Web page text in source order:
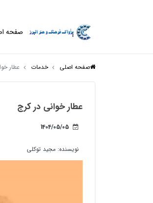
صفحه
صفحه اصلی خدمات عطار
عطار خوانی در کرج
1404/05/05
نویسنده: مجید توکلی